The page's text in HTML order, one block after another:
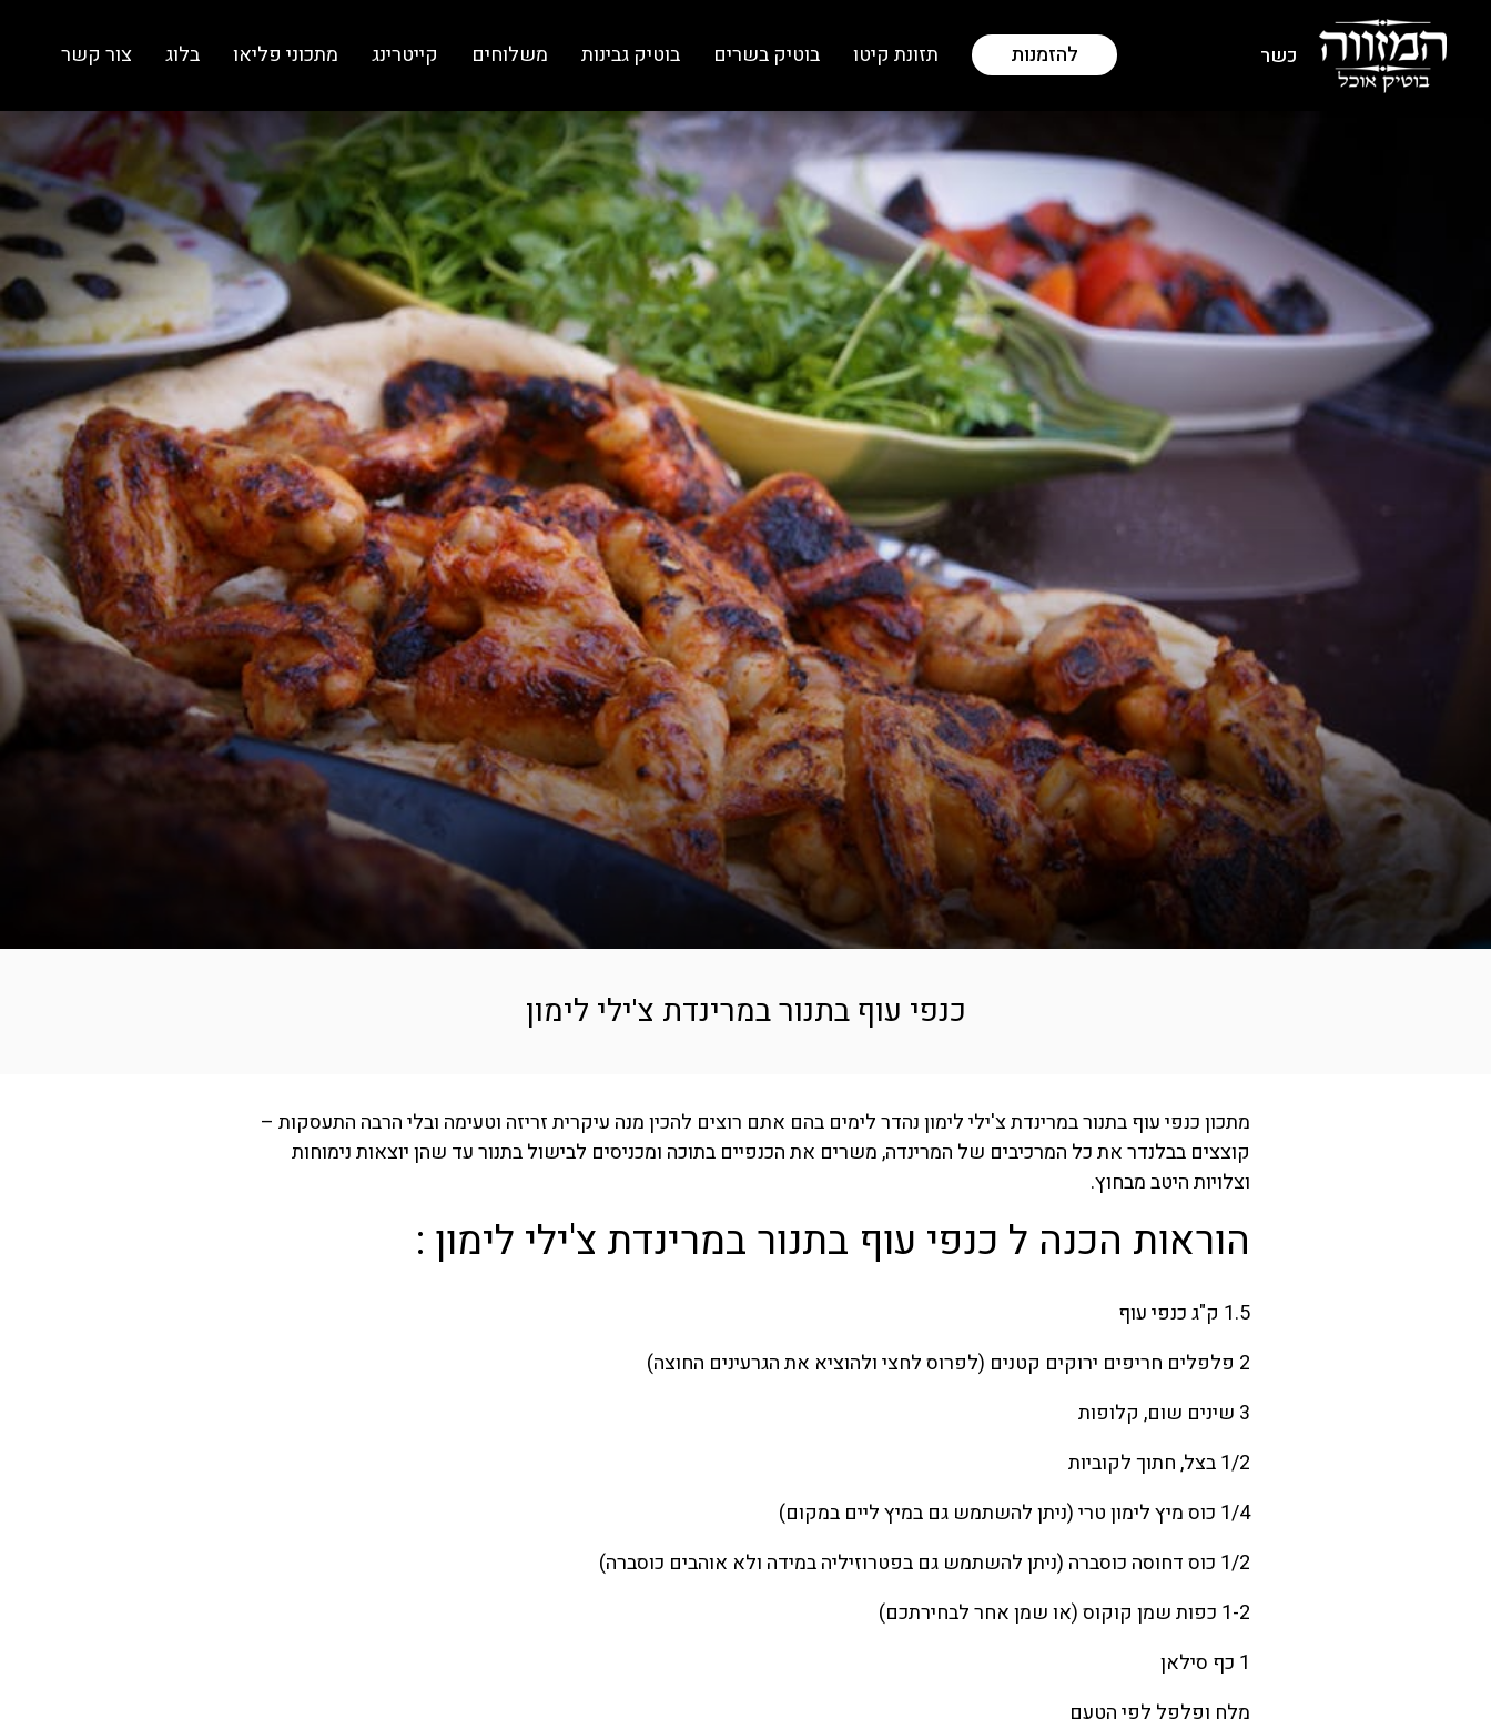
כשר להזמנות תזונת קיטו בוטיק בשרים בוטיק גבינות משלוחים קייטרינג מתכוני פליאו בלוג צור קשר
כנפי עוף בתנור במרינדת צ'ילי לימון
מתכון כנפי עוף בתנור במרינדת צ'ילי לימון נהדר לימים בהם אתם רוצים להכין מנה עיקרית זריזה וטעימה ובלי הרבה התעסקות –
קוצצים בבלנדר את כל המרכיבים של המרינדה, משרים את הכנפיים בתוכה ומכניסים לבישול בתנור עד שהן יוצאות נימוחות
וצלויות היטב מבחוץ.
הוראות הכנה ל כנפי עוף בתנור במרינדת צ'ילי לימון :
1.5 ק"ג כנפי עוף
2 פלפלים חריפים ירוקים קטנים (לפרוס לחצי ולהוציא את הגרעינים החוצה)
3 שינים שום, קלופות
1/2 בצל, חתוך לקוביות
1/4 כוס מיץ לימון טרי (ניתן להשתמש גם במיץ ליים במקום)
1/2 כוס דחוסה כוסברה (ניתן להשתמש גם בפטרוזיליה במידה ולא אוהבים כוסברה)
1-2 כפות שמן קוקוס (או שמן אחר לבחירתכם)
1 כף סילאן
מלח ופלפל לפי הטעם